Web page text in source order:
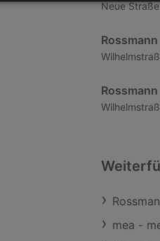
Neue
Rossmann
Rossmann
mea -